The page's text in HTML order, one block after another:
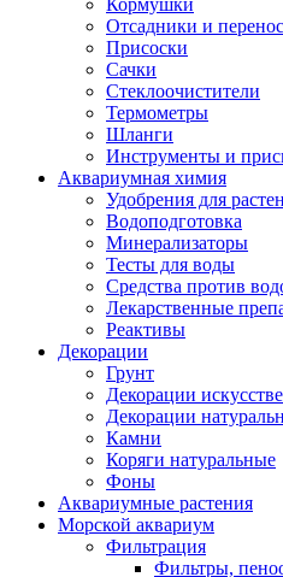
Кормушки
Отсадники и
Присоски
Сачки
Стеклоочистители
Термометры
Шланги
Инструменты и
Аквариумная химия
Удобрения для
Водоподготовка
Минерализаторы
Тесты для воды
Средства против
Лекарственные
Реактивы
Декорации
Грунт
Декорации
Декорации
Камни
Коряги натуральные
Фоны
Аквариумные растения
Морской аквариум
Фильтрация
Фильтры,